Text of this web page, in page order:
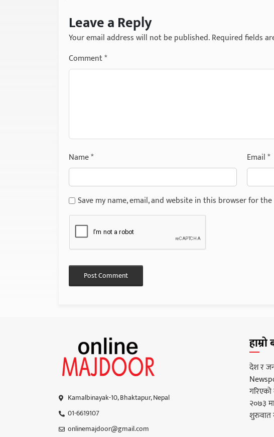
Leave a Reply
Your email address will not be published.Required fields
Comment*
Name* Email*
Save my name, email, and website in this browser for
Kamalbinayak-10, Bhaktapur, Nepal
01-6619107
onlinemajdoor@gmail.com
हाम्रो
देश र
२०७३
शुरुवात